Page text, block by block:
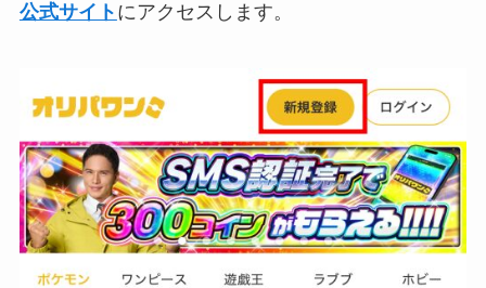
公式サイト にアクセスします。